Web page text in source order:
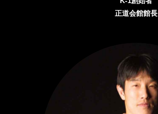
正道会館館長